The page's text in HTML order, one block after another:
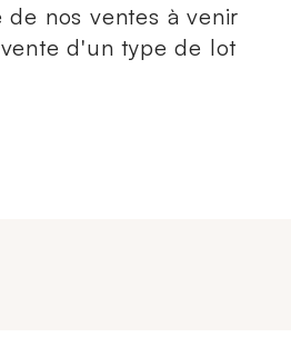
nos ventes à venir
d'un type de lot